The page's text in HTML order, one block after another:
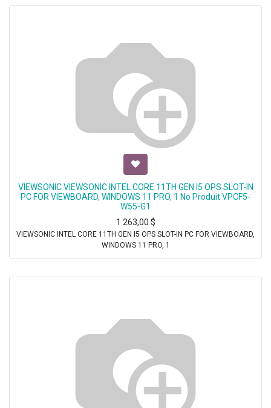
VIEWSONIC VIEWSONIC INTEL CORE 11TH GEN I5 OPS SLOT-IN
PC FOR VIEWBOARD, WINDOWS 11 PRO, 1 No Produit:VPCF5-
W55-G1
1 263,00 $
VIEWSONIC INTEL CORE 11TH GEN I5 OPS SLOT-IN PC FOR VIEWBOARD,
WINDOWS 11 PRO, 1